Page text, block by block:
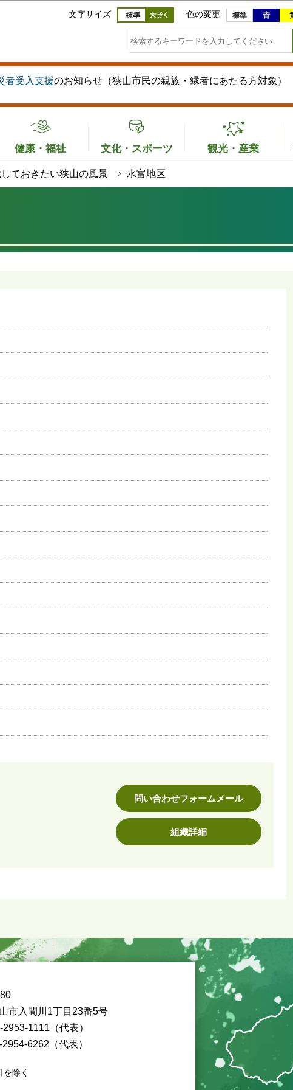
このページの本文へ移動
文字サイズ 色の変更
者受入支援のお知らせ（狭山市民の親族・縁者にあたる方対象）
健康・福祉 文化・スポーツ 観光・産業
ておきたい狭山の風景 水富地区
問い合わせフォームメール
組織詳細
市入間川1丁目23番5号
1111（代表）
6262（代表）
除く